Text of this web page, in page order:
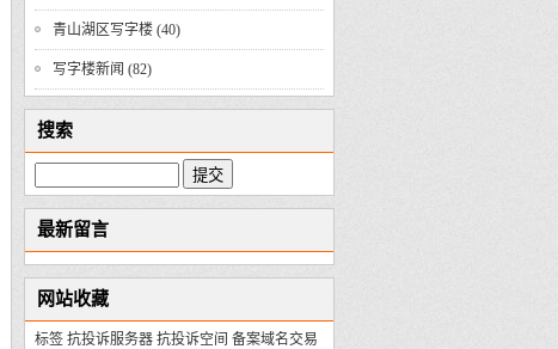
青山湖区写字楼 (40)
写字楼新闻 (82)
搜索
最新留言
网站收藏
标签 抗投诉服务器 抗投诉空间 备案域名交易